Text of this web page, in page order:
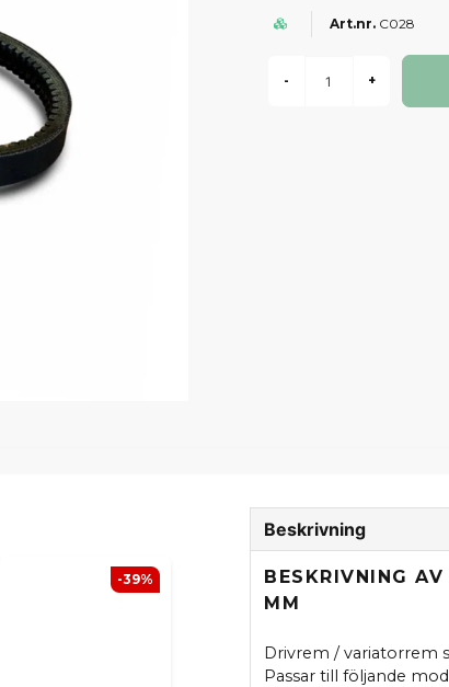
C028
- +
-39%
Beskrivning
BESKRIVNING
MM
Drivrem / variatorrem
Passar till följande